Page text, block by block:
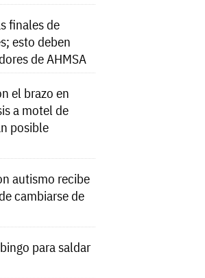
finales de
esto deben
de AHMSA
el brazo en
a motel de
posible
autismo recibe
cambiarse de
para saldar